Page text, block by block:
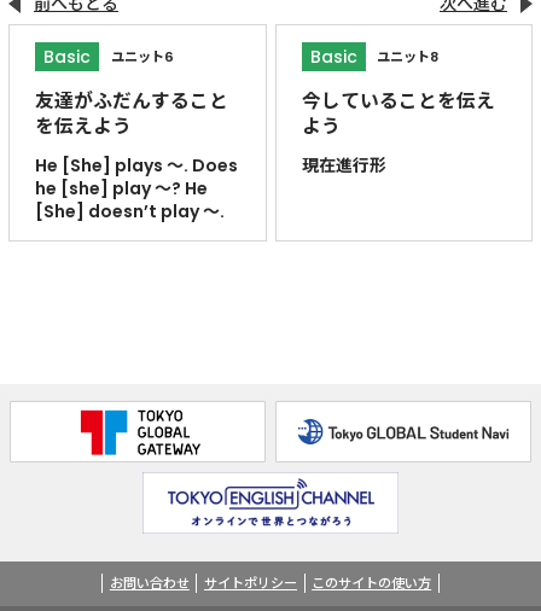
Basic ユニット6
友達がふだんすること
を伝えよう
He [She] plays ～. Does
he [she] play ～? He
[She] doesn’t play ～.
Basic ユニット8
今していることを伝え
よう
現在進行形
お問い合わせ サイトポリシー このサイトの使い方